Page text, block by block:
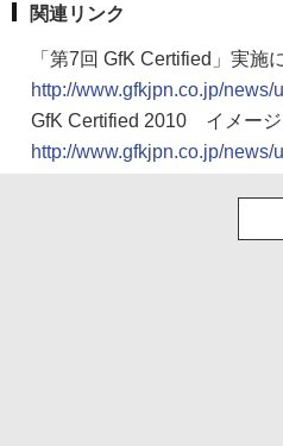
関連リンク
「第7回 GfK Certified」実施
http://www.gfkjpn.co.jp/
GfK Certified 2010 イメージ
http://www.gfkjpn.co.jp/